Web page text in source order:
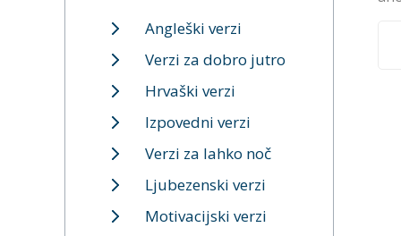
Angleški verzi
Verzi za dobro jutro
Hrvaški verzi
Izpovedni verzi
Verzi za lahko noč
Ljubezenski verzi
Motivacijski verzi